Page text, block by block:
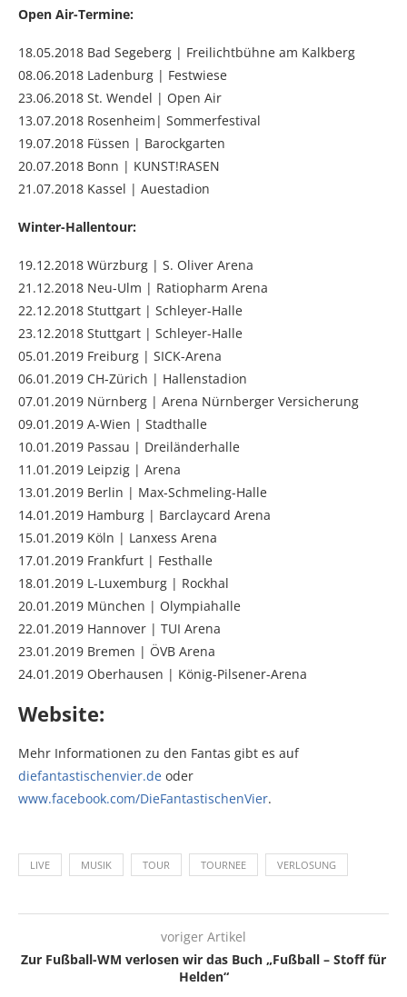
Open Air-Termine:
18.05.2018 Bad Segeberg | Freilichtbühne am Kalkberg
08.06.2018 Ladenburg | Festwiese
23.06.2018 St. Wendel | Open Air
13.07.2018 Rosenheim| Sommerfestival
19.07.2018 Füssen | Barockgarten
20.07.2018 Bonn | KUNST!RASEN
21.07.2018 Kassel | Auestadion
Winter-Hallentour:
19.12.2018 Würzburg | S. Oliver Arena
21.12.2018 Neu-Ulm | Ratiopharm Arena
22.12.2018 Stuttgart | Schleyer-Halle
23.12.2018 Stuttgart | Schleyer-Halle
05.01.2019 Freiburg | SICK-Arena
06.01.2019 CH-Zürich | Hallenstadion
07.01.2019 Nürnberg | Arena Nürnberger Versicherung
09.01.2019 A-Wien | Stadthalle
10.01.2019 Passau | Dreiländerhalle
11.01.2019 Leipzig | Arena
13.01.2019 Berlin | Max-Schmeling-Halle
14.01.2019 Hamburg | Barclaycard Arena
15.01.2019 Köln | Lanxess Arena
17.01.2019 Frankfurt | Festhalle
18.01.2019 L-Luxemburg | Rockhal
20.01.2019 München | Olympiahalle
22.01.2019 Hannover | TUI Arena
23.01.2019 Bremen | ÖVB Arena
24.01.2019 Oberhausen | König-Pilsener-Arena
Website:
Mehr Informationen zu den Fantas gibt es auf
diefantastischenvier.de oder
www.facebook.com/DieFantastischenVier.
LIVE MUSIK TOUR TOURNEE VERLOSUNG
voriger Artikel
Zur Fußball-WM verlosen wir das Buch „Fußball – Stoff für
Helden“